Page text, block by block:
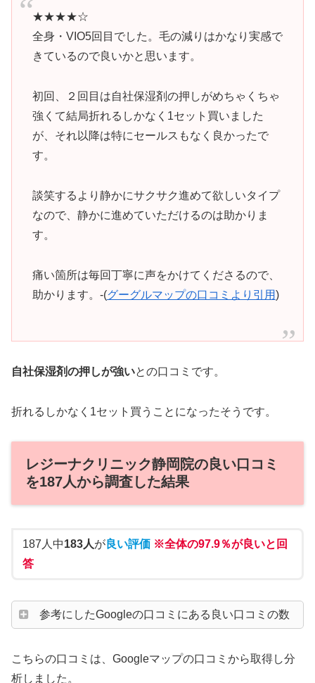
★★★★☆
全身・VIO5回目でした。毛の減りはかなり実感で
きているので良いかと思います。
初回、２回目は自社保湿剤の押しがめちゃくちゃ
強くて結局折れるしかなく1セット買いました
が、それ以降は特にセールスもなく良かったで
す。
談笑するより静かにサクサク進めて欲しいタイプ
なので、静かに進めていただけるのは助かりま
す。
痛い箇所は毎回丁寧に声をかけてくださるので、
助かります。-(グーグルマップの口コミより引用)
自社保湿剤の押しが強いとの口コミです。
折れるしかなく1セット買うことになったそうです。
レジーナクリニック静岡院の良い口コミ
を187人から調査した結果
187人中183人が良い評価 ※全体の97.9％が良いと回
答
参考にしたGoogleの口コミにある良い口コミの数
こちらの口コミは、Googleマップの口コミから取得し分
析しました。